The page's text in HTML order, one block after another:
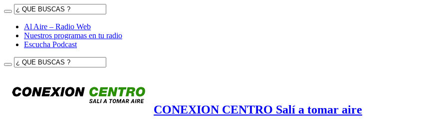
Al Aire – Radio Web
Nuestros programas en tu radio
Escucha Podcast
CONEXION CENTRO Salí a tomar aire